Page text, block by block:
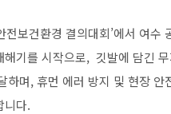
전보건환경 결의대회’에서 여수
해기를 시작으로, 깃발에 담긴
하며,휴먼 에러 방지 및 현장 안
니다.